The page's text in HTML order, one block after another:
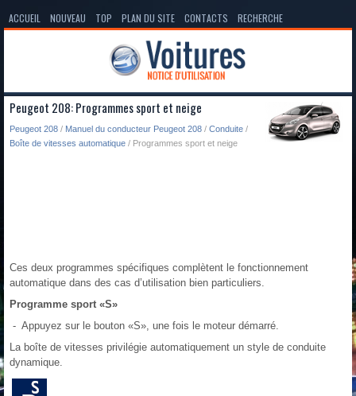
ACCUEIL NOUVEAU TOP PLAN DU SITE CONTACTS RECHERCHE
Peugeot 208: Programmes sport et neige
Peugeot 208 / Manuel du conducteur Peugeot 208 / Conduite /
Boîte de vitesses automatique / Programmes sport et neige
Ces deux programmes spécifiques complètent le fonctionnement
automatique dans des cas d’utilisation bien particuliers.
Programme sport «S»
- Appuyez sur le bouton «S», une fois le moteur démarré.
La boîte de vitesses privilégie automatiquement un style de conduite
dynamique.